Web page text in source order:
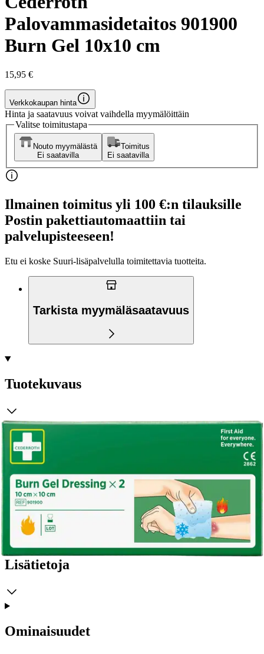
Palovammasidetaitos 901900
Burn Gel 10x10 cm
15,95 €
Verkkokaupan hinta
Hinta ja saatavuus voivat vaihdella myymälöittäin
Valitse toimitustapa
Nouto myymälästä
Ei saatavilla
Toimitus
Ei saatavilla
Ilmainen toimitus yli 100 €:n tilauksille
Postin pakettiautomaattiin tai
palvelupisteeseen!
Etu ei koske Suuri‑lisäpalvelulla toimitettavia tuotteita.
Tarkista myymäläsaatavuus
Tuotekuvaus
Burn Gel sidetaitos viilentää nopeasti ja lievittää kipua tehokkaasti
palovamman sattuessa. Geeli lieventää myös turvotusta ja estää
vaikutus kestää 2 tuntia. Burn Gel -siteitä käytetään pinnallisiin ja
osittain syviin palovammoihin, auringon ja sähköiskujen
aiheuttamiin palovammoihin sekä esim. nokkosten, meduusojen tai
hyönteisten puremien aiheuttamaan kirvelyyn. Sisältää vesipohjaista
geeliä ja luonnollisesti antiseptistä Tee Tree Oil -öljyä. Öljy on
tutkitusti bakteereja ehkäisevä ja auttaa suojaamaan tulehduksilta.
Lisätietoja
Ominaisuudet